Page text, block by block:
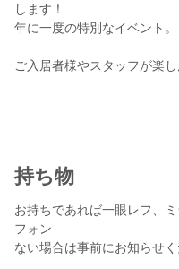
します！
年に一度の特別なイベント。
ご入居者様やスタッフが楽
皆様の自然な表情や、楽し
・クリスマス会のイベント準
・ご入居者様とスタッフの記
【お願い】
持ち物
お持ちであれば一眼レフ、
フォン
ない場合は事前にお知らせ